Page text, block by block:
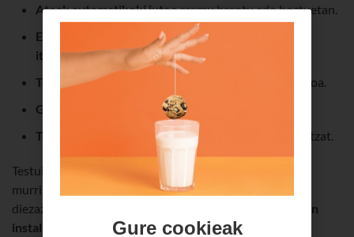
Ateak automatikoki ixteaeremu berotu edo hoztuetan.
Erakusleiho eta eraikinetako argiak automatikoki
itzaltzea22:00etan.
Tenperatura
ri buruzko informazioa.
Galdarak berrikustea
Telelana
, astean 3 egunez, estatuko funtzionarioentzat.
Testuinguru horretan, Euskaltelek, energia-kontsumoa
murrizten eta negozio-prozesuak optimizatzen lagundu
diezazueke zenbait ekintza martxan jarriz, hala nola
zuen
instalazioak urrutitik kudeatzeaedo zuen enpresaren
Gure cookieak